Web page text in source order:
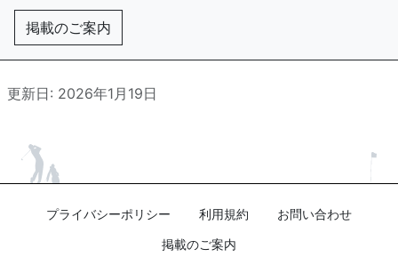
掲載のご案内
更新日: 2026年1月19日
プライバシーポリシー 利用規約
お問い合わせ
掲載のご案内